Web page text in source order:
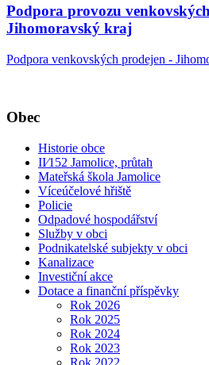
Podpora provozu
Jihomoravský kraj
Podpora venkovských prodejen -
Obec
Historie obce
II⁄152 Jamolice, průtah
Mateřská škola Jamolice
Víceúčelové hřiště
Policie
Odpadové hospodářství
Služby v obci
Podnikatelské subjekty v obci
Kanalizace
Investiční akce
Dotace a finanční příspěvky
Rok 2026
Rok 2025
Rok 2024
Rok 2023
Rok 2022